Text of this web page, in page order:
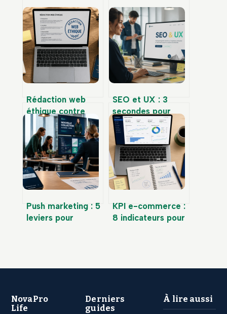
Rédaction web
éthique contre
marketing agressif
: vendre sans
manipuler est-il
possible ?
SEO et UX : 3
secondes pour
convaincre et 4
piliers pour
dominer les
résultats
Push marketing : 5
leviers pour
KPI e-commerce :
8 indicateurs pour
NovaPro
Life
Derniers
guides
À lire aussi